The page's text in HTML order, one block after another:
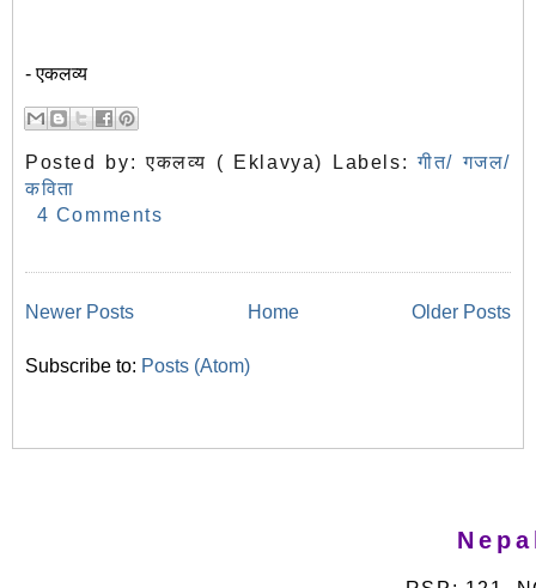
- एकलव्य
Posted by:एकलव्य ( Eklavya) Labels:गीत/ गजल/
कविता
4 Comments
Newer Posts Older Posts
Home
Subscribe to: Posts (Atom)